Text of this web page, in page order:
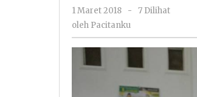
1 Maret 2018
oleh
Pacitanku
-
7 Dilihat
oleh Pacitanku